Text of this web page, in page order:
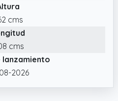
que se integra
y puertas
tapón blanco
mantener una
Y MEDIDAS CLARAS:
cms
cms
lanzamiento
2026